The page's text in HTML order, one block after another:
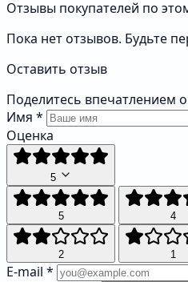
Отзывы покупателей по
Пока нет отзывов. Будьте
Оставить отзыв
Поделитесь впечатлением
Имя *
Оценка
5
5 4
2 1
E-mail *